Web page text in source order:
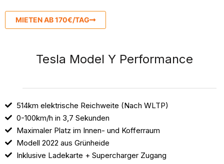
MIETEN AB 170€/TAG
Tesla Model Y Performance
514km elektrische Reichweite (Nach WLTP)
0-100km/h in 3,7 Sekunden
Maximaler Platz im Innen- und Kofferraum
Modell 2022 aus Grünheide
Inklusive Ladekarte + Supercharger Zugang